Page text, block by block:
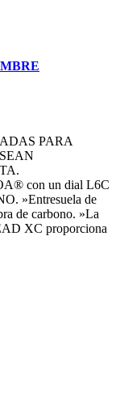
PARA
con un dial L6C
»Entresuela de
de carbono. »La
XC proporciona